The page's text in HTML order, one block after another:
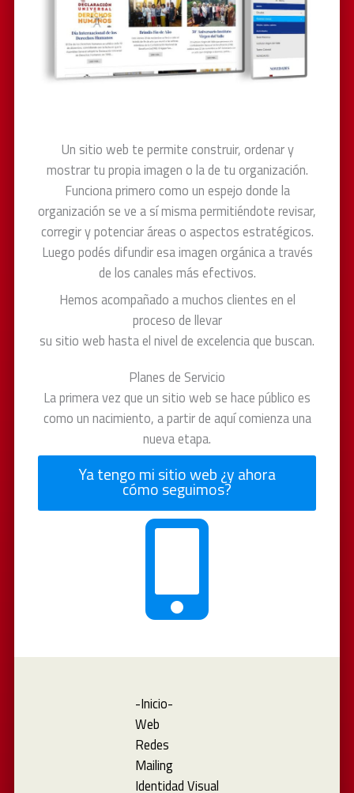
Un sitio web te permite construir, ordenar y
mostrar tu propia imagen o la de tu organización.
Funciona primero como un espejo donde la
organización se ve a sí misma permitiéndote revisar,
corregir y potenciar áreas o aspectos estratégicos.
Luego podés difundir esa imagen orgánica a través
de los canales más efectivos.
Hemos acompañado a muchos clientes en el
proceso de llevar
su sitio web hasta el nivel de excelencia que buscan.
Planes de Servicio
La primera vez que un sitio web se hace público es
como un nacimiento, a partir de aquí comienza una
nueva etapa.
Ya tengo mi sitio web ¿y ahora
cómo seguimos?
-Inicio-
Web
Redes
Mailing
Identidad Visual